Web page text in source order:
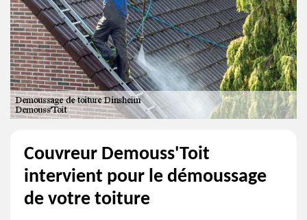
Couvreur Demouss'Toit
intervient pour le démoussage
de votre toiture